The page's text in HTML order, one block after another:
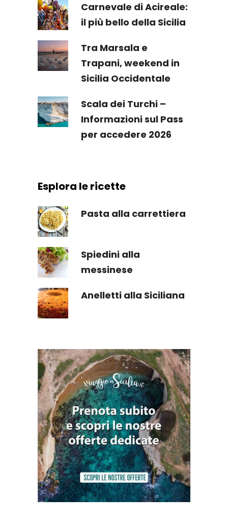
Carnevale di Acireale:
il più bello della Sicilia
Tra Marsala e
Trapani, weekend in
Sicilia Occidentale
Scala dei Turchi –
Informazioni sul Pass
per accedere 2026
Esplora le ricette
Pasta alla carrettiera
Spiedini alla
messinese
Anelletti alla Siciliana